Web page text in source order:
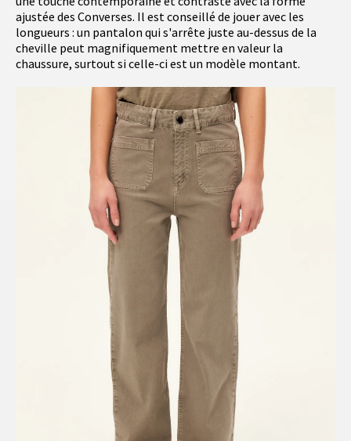
ajustée des Converses. Il est conseillé de jouer avec les
longueurs : un pantalon qui s'arrête juste au-dessus de la
cheville peut magnifiquement mettre en valeur la
chaussure, surtout si celle-ci est un modèle montant.